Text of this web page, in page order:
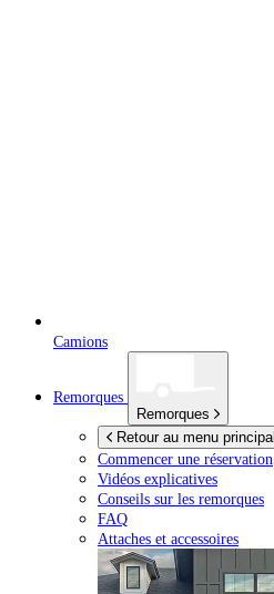
Camions
Remorques
Remorques
Retour au menu principal
Commencer une réservation
Vidéos explicatives
Conseils sur les remorques
FAQ
Attaches et accessoires